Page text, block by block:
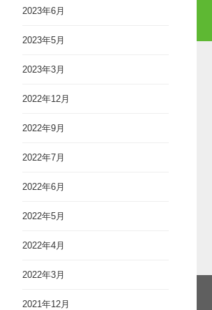
2023年6月
2023年5月
2023年3月
2022年12月
2022年9月
2022年7月
2022年6月
2022年5月
2022年4月
2022年3月
2021年12月